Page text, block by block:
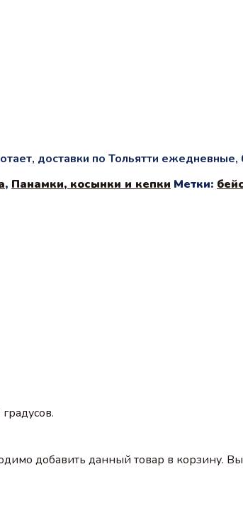
доставки по Тольятти ежедневные,
, Панамки, косынки и кепки Метки:
добавить данный товар в корзину.